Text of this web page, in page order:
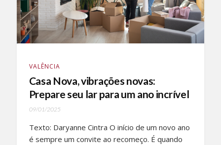
VALÊNCIA
Casa Nova, vibrações novas:
Prepare seu lar para um ano incrível
09/01/2025
Texto: Daryanne Cintra O início de um novo ano
é sempre um convite ao recomeço. É quando